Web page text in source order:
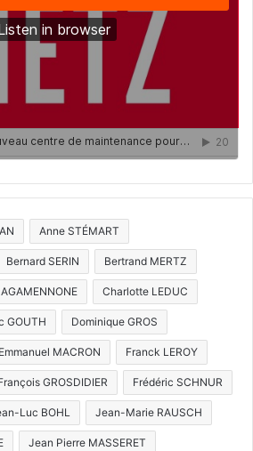
Anne STÉMART
Bernard SERIN Bertrand MERTZ
Charlotte LEDUC
GOUTH Dominique GROS
Emmanuel MACRON Franck LEROY
GROSDIDIER Frédéric SCHNUR
Luc BOHL Jean-Marie RAUSCH
Jean Pierre MASSERET